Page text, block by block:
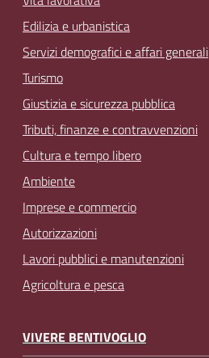
Edilizia e urbanistica
Servizi demografici e affari generali
Turismo
Giustizia e sicurezza pubblica
Tributi, finanze e contravvenzioni
Cultura e tempo libero
Ambiente
Imprese e commercio
Autorizzazioni
Lavori pubblici e manutenzioni
Agricoltura e pesca
VIVERE BENTIVOGLIO